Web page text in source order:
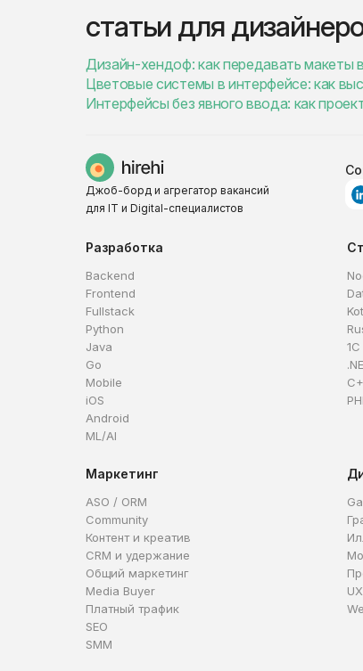
статьи для
Дизайн-хендоф: как передавать макеты
Цветовые системы в интерфейсе: как
Интерфейсы без явного ввода: как
Джоб-борд и агрегатор вакансий
для IT и Digital-специалистов
Разработка
Backend
Frontend
Fullstack
Python
Java
Go
Mobile
iOS
Android
ML/AI
1C
Маркетинг
ASO / ORM
Community
Контент и креатив
CRM и удержание
Общий маркетинг
Media Buyer
Платный трафик
SEO
SMM